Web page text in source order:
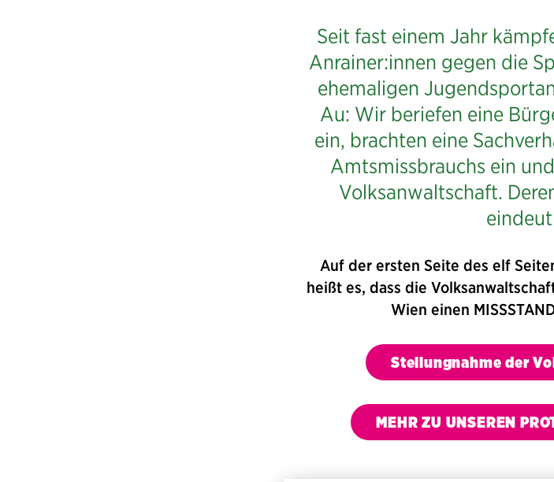
Seit fast einem Jahr
Anrainer:innen gegen die
ehemaligen
Au: Wir beriefen eine
ein, brachten eine
Amtsmissbrauchs ein
Volksanwaltschaft.
Auf der ersten Seite des elf
heißt es, dass die
Wien einen
Stellungnahme der
MEHR ZU UNSEREN